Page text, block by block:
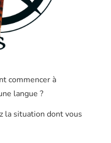
commencer à
langue ?
la situation dont vous